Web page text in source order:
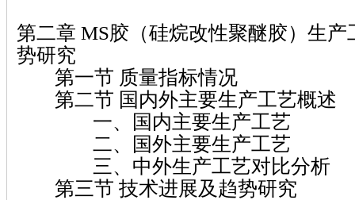
第二章 MS胶（硅烷改性聚醚胶）生
势研究
第一节 质量指标情况
第二节 国内外主要生产工艺概述
一、国内主要生产工艺
二、国外主要生产工艺
三、中外生产工艺对比分析
第三节 技术进展及趋势研究